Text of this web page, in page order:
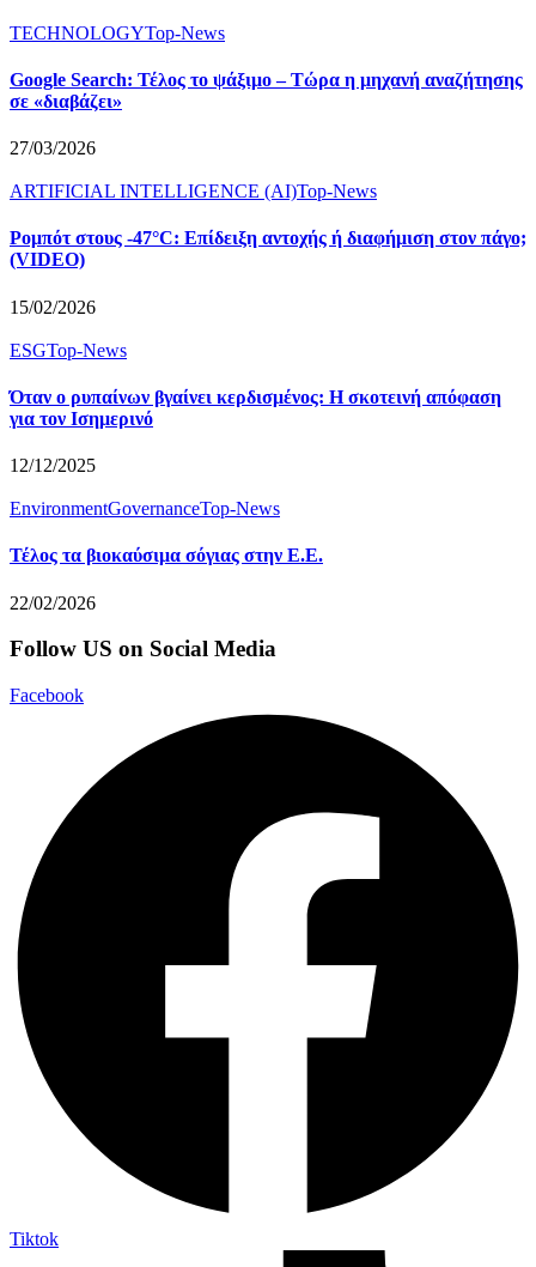
TECHNOLOGYTop-News
Google Search: Τέλος το ψάξιμο – Τώρα η μηχανή αναζήτησης
σε «διαβάζει»
27/03/2026
ARTIFICIAL INTELLIGENCE (AI)Top-News
Ρομπότ στους -47°C: Επίδειξη αντοχής ή διαφήμιση στον πάγο;
(VIDEO)
15/02/2026
ESGTop-News
Όταν ο ρυπαίνων βγαίνει κερδισμένος: Η σκοτεινή απόφαση
για τον Ισημερινό
12/12/2025
EnvironmentGovernanceTop-News
Τέλος τα βιοκαύσιμα σόγιας στην Ε.Ε.
22/02/2026
Follow US on Social Media
Facebook
Tiktok